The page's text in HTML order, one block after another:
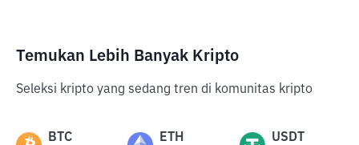
Temukan Lebih Banyak Kripto
Seleksi kripto yang sedang tren di komunitas kripto
BTC ETH USDT